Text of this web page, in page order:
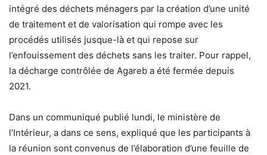
intégré des déchets ménagers par la création d’une unité
de traitement et de valorisation qui rompe avec les
procédés utilisés jusque-là et qui repose sur
l’enfouissement des déchets sans les traiter. Pour rappel,
la décharge contrôlée de Agareb a été fermée depuis
2021.
Dans un communiqué publié lundi, le ministère de
l’Intérieur, a dans ce sens, expliqué que les participants à
la réunion sont convenus de l’élaboration d’une feuille de